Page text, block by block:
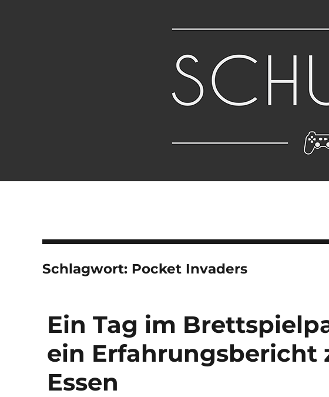
Schlagwort: Pocket Invaders
Ein Tag im
ein Erfahrungsbericht
Essen